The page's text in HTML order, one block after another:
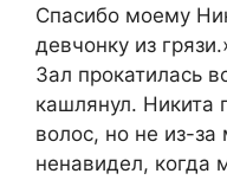
Спасибо моему
девчонку из
Зал прокатилась
кашлянул. Никита
волос, но не из-
ненавидел, когда